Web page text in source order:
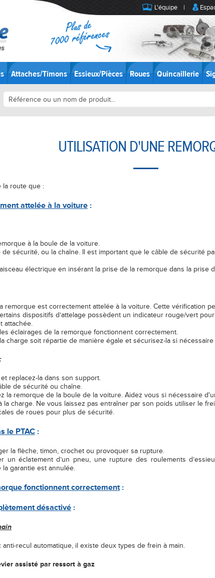
L'équipe |
Attaches/Timons Essieux/Pièces Roues Quincaillerie
UTILISATION D'UNE
la route que :
attelée à la voiture :
à la boule de la voiture.
ou la chaîne. Il est important que le câble de sécurité passe
en insérant la prise de la remorque dans la prise de
correctement attelée à la voiture. Cette vérification peut
d’attelage possèdent un indicateur rouge/vert pour
de la remorque fonctionnent correctement.
répartie de manière égale et sécurisez-la si nécessaire à
:
la dans son support.
ou chaîne.
de la boule de la voiture. Aidez vous si nécessaire d'une
vous laissez pas entraîner par son poids utiliser le frein
roues pour plus de sécurité.
le PTAC :
la flèche, timon, crochet ou provoquer sa rupture.
un éclatement d’un pneu, une rupture des roulements
garantie est annulée.
que fonctionnent correctement:
désactivé :
automatique, il existe deux types de frein à main.
assisté par ressort à gaz